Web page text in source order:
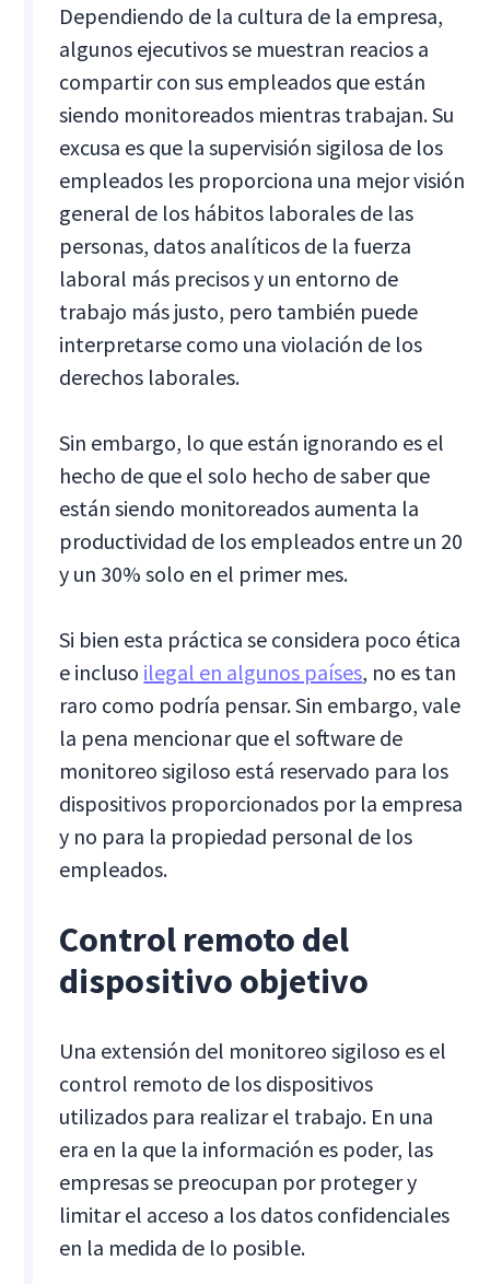
Dependiendo de la cultura de la empresa,
algunos ejecutivos se muestran reacios a
compartir con sus empleados que están
siendo monitoreados mientras trabajan. Su
excusa es que la supervisión sigilosa de los
empleados les proporciona una mejor visión
general de los hábitos laborales de las
personas, datos analíticos de la fuerza
laboral más precisos y un entorno de
trabajo más justo, pero también puede
interpretarse como una violación de los
derechos laborales.
Sin embargo, lo que están ignorando es el
hecho de que el solo hecho de saber que
están siendo monitoreados aumenta la
productividad de los empleados entre un 20
y un 30% solo en el primer mes.
Si bien esta práctica se considera poco ética
e incluso ilegal en algunos países, no es tan
raro como podría pensar. Sin embargo, vale
la pena mencionar que el software de
monitoreo sigiloso está reservado para los
dispositivos proporcionados por la empresa
y no para la propiedad personal de los
empleados.
Control remoto del
dispositivo objetivo
Una extensión del monitoreo sigiloso es el
control remoto de los dispositivos
utilizados para realizar el trabajo. En una
era en la que la información es poder, las
empresas se preocupan por proteger y
limitar el acceso a los datos confidenciales
en la medida de lo posible.